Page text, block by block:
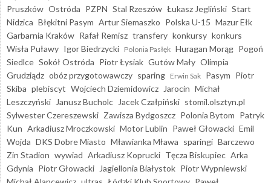
Pruszków Ostróda PZPN Stal Rzeszów Łukasz Jegliński Start
Nidzica Błękitni Pasym Artur Siemaszko Polska U-15 Mazur Ełk
Garbarnia Kraków Rafał Remisz transfery konkursy konkurs
Wisła Puławy Igor Biedrzycki Polonia Pasłęk Huragan Morąg Pogoń
Siedlce Sokół Ostróda Piotr Łysiak Gutów Mały Olimpia
Grudziądz obóz przygotowawczy sparing Erwin Sak Pasym Piotr
Skiba plebiscyt Wojciech Dziemidowicz Jarocin Michał
Leszczyński
Janusz Bucholc Jacek Czałpiński stomil.olsztyn.pl
Sylwester Czereszewski Zawisza Bydgoszcz Polonia Bytom Patryk
Kun Arkadiusz Mroczkowski Motor Lublin Paweł Głowacki Emil
Wojda DKS Dobre Miasto Mławianka Mława sparingi Barczewo
Zin Stadion wywiad Arkadiusz Koprucki Tęcza Biskupiec Arka
Gdynia Piotr Głowacki Jagiellonia Białystok Piotr Wypniewski